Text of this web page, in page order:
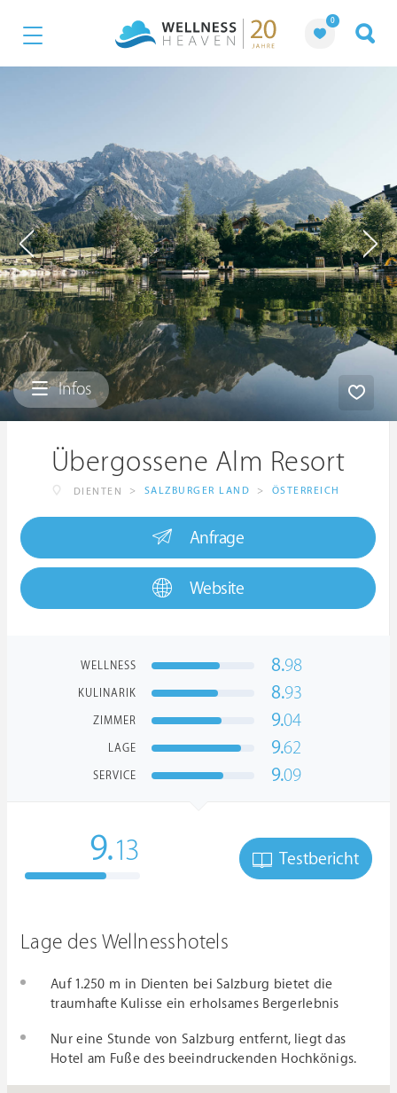
0
Infos
Übergossene Alm Resort
DIENTEN > SALZBURGER LAND > ÖSTERREICH
Anfrage
Website
WELLNESS 8.98
KULINARIK 8.93
ZIMMER 9.04
LAGE 9.62
SERVICE 9.09
9.13 Testbericht
Lage des Wellnesshotels
Auf 1.250 m in Dienten bei Salzburg bietet die
traumhafte Kulisse ein erholsames Bergerlebnis
Nur eine Stunde von Salzburg entfernt, liegt das
Hotel am Fuße des beeindruckenden Hochkönigs.